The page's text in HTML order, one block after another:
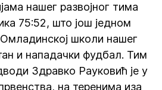
нашег развојног тима
75:52, што још једном
школи нашег
и нападачки фудбал. Тим
Здравко Рауковић је у
на теренима иза